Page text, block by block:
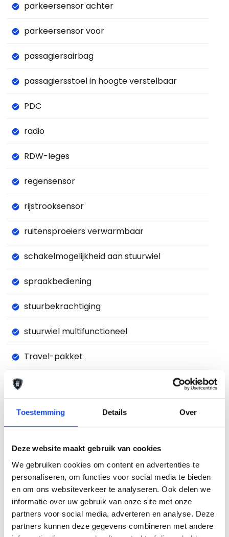
Toestemming Details Over
Deze website maakt gebruik van cookies
We gebruiken cookies om content en advertenties te
personaliseren, om functies voor social media te bieden
en om ons websiteverkeer te analyseren. Ook delen we
informatie over uw gebruik van onze site met onze
partners voor social media, adverteren en analyse. Deze
partners kunnen deze gegevens combineren met andere
parkeersensor achter
parkeersensor voor
passagiersairbag
passagiersstoel in hoogte verstelbaar
PDC
radio
RDW-leges
regensensor
rijstrooksensor
ruitensproeiers verwarmbaar
schakelmogelijkheid aan stuurwiel
spraakbediening
stuurbekrachtiging
stuurwiel multifunctioneel
Travel-pakket
verkeersbord detectie
volledig digitaal instrumentenpaneel
WiFi voorbereiding
zij airbag(s) voor